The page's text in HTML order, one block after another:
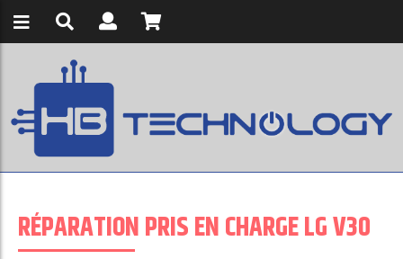
RÉPARATION PRIS EN CHARGE LG V30